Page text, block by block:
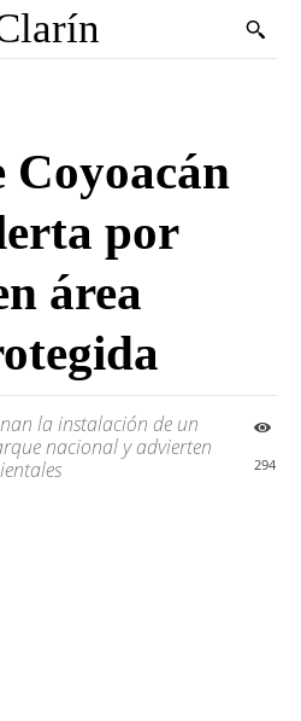
Coyoacán
por
área
la instalación de un
nacional y advierten
294